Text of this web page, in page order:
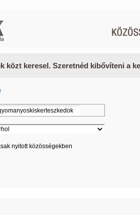
közt keresel. Szeretnéd kibővíteni a
nyitott közösségekben